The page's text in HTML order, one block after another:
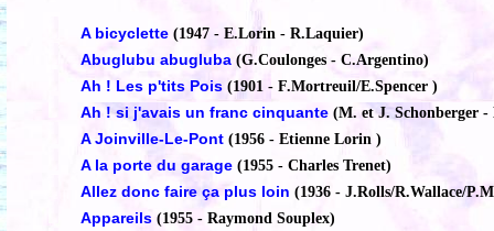
A bicyclette (1947 - E.Lorin - R.Laquier)
Abuglubu abugluba (G.Coulonges - C.Argentino)
Ah ! Les p'tits Pois (1901 - F.Mortreuil/E.Spencer )
Ah ! si j'avais un franc cinquante (M. et J. Schonberger -
A Joinville-Le-Pont (1956 - Etienne Lorin )
A la porte du garage (1955 - Charles Trenet)
Allez donc faire ça plus loin (1936 - J.Rolls/R.Wallace/
Appareils (1955 - Raymond Souplex)